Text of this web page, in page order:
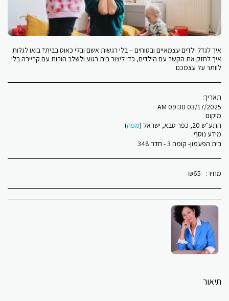
איך לגדל ילדים עצמאיים ובטוחים – בלי רגשות אשם ובלי כאוס בבית? בואו לגלות
איך לחזק את הקשר עם הילדים, כדי ליצור בית רגוע ולשלב הורות עם קריירה בלי
לוותר על עצמכם
תאריך:
03/17/2025 09:30 AM
מיקום
התע"ש 20, כפר סבא, ישראל (
מפה)
מידע נוסף:
בית הפעמון- קומה 3 - חדר 348
מחיר: ₪65
תיאור